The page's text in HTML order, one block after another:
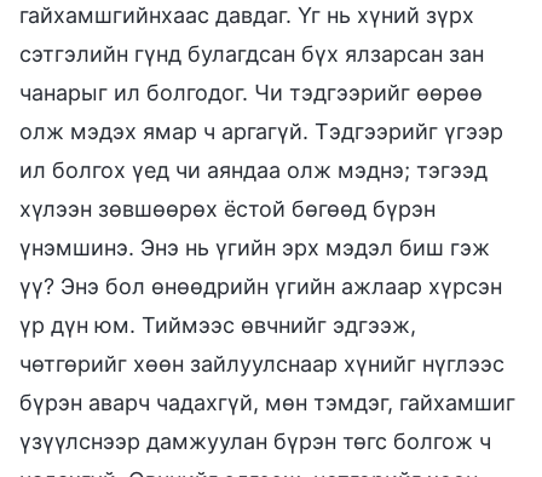
гайхамшгийнхаас давдаг. Үг нь хүний зүрх
сэтгэлийн гүнд булагдсан бүх ялзарсан зан
чанарыг ил болгодог. Чи тэдгээрийг өөрөө
олж мэдэх ямар ч аргагүй. Тэдгээрийг үгээр
ил болгох үед чи аяндаа олж мэднэ; тэгээд
хүлээн зөвшөөрөх ёстой бөгөөд бүрэн
үнэмшинэ. Энэ нь үгийн эрх мэдэл биш гэж
үү? Энэ бол өнөөдрийн үгийн ажлаар хүрсэн
үр дүн юм. Тиймээс өвчнийг эдгээж,
чөтгөрийг хөөн зайлуулснаар хүнийг нүглээс
бүрэн аварч чадахгүй, мөн тэмдэг, гайхамшиг
үзүүлснээр дамжуулан бүрэн төгс болгож ч